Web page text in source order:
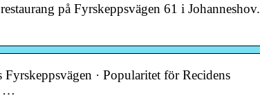
på Fyrskeppsvägen 61 i Johanneshov.
· Popularitet för Recidens
…